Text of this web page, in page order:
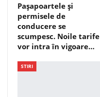
Pașapoartele și
permisele de
conducere se
scumpesc. Noile tarife
vor intra în vigoare…
STIRI